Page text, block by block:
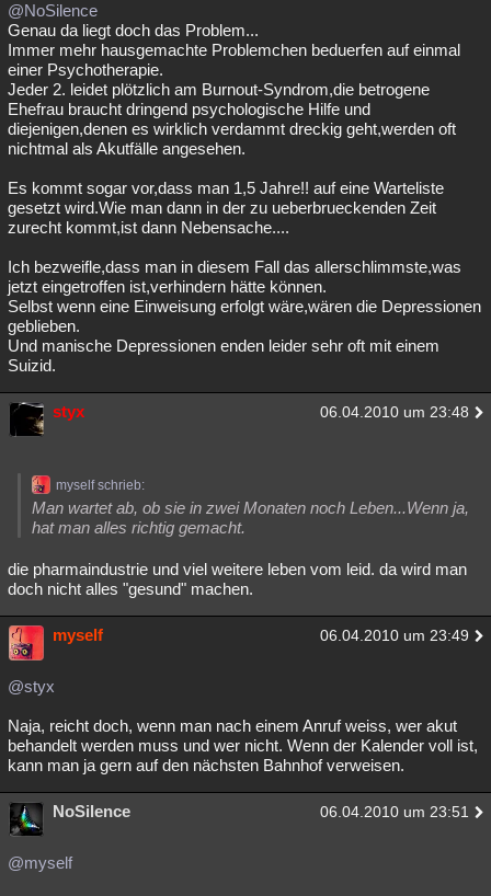
@NoSilence
Genau da liegt doch das Problem...
Immer mehr hausgemachte Problemchen beduerfen auf einmal
einer Psychotherapie.
Jeder 2. leidet plötzlich am Burnout-Syndrom,die betrogene
Ehefrau braucht dringend psychologische Hilfe und
diejenigen,denen es wirklich verdammt dreckig geht,werden oft
nichtmal als Akutfälle angesehen.
Es kommt sogar vor,dass man 1,5 Jahre!! auf eine Warteliste
gesetzt wird.Wie man dann in der zu ueberbrueckenden Zeit
zurecht kommt,ist dann Nebensache....
Ich bezweifle,dass man in diesem Fall das allerschlimmste,was
jetzt eingetroffen ist,verhindern hätte können.
Selbst wenn eine Einweisung erfolgt wäre,wären die Depressionen
geblieben.
Und manische Depressionen enden leider sehr oft mit einem
Suizid.
styx 06.04.2010 um 23:48
myself schrieb:
Man wartet ab, ob sie in zwei Monaten noch Leben...Wenn ja,
hat man alles richtig gemacht.
die pharmaindustrie und viel weitere leben vom leid. da wird man
doch nicht alles "gesund" machen.
myself 06.04.2010 um 23:49
@styx
Naja, reicht doch, wenn man nach einem Anruf weiss, wer akut
behandelt werden muss und wer nicht. Wenn der Kalender voll ist,
kann man ja gern auf den nächsten Bahnhof verweisen.
NoSilence 06.04.2010 um 23:51
@myself